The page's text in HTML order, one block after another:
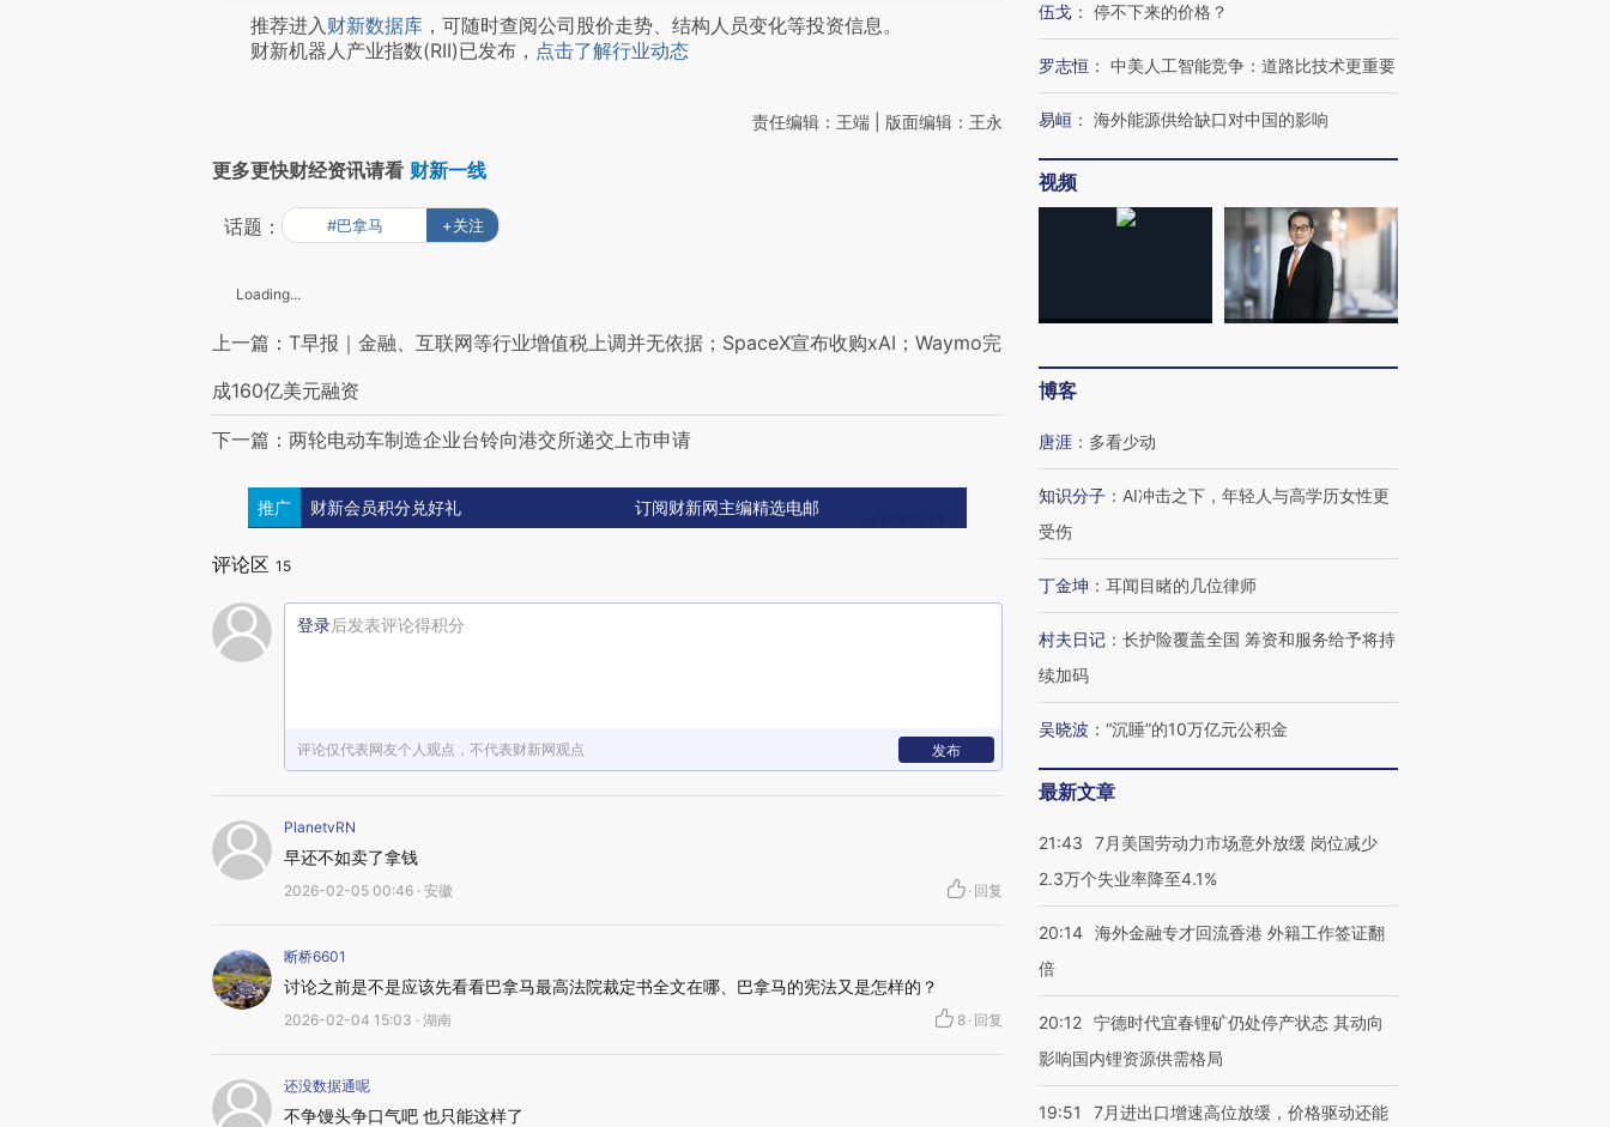
推荐进入财新数据库 ，可随时查阅公司股价走势、结构人员变化等投资信息。
财新机器人产业指数(RII)已发布， 点击了解行业动态
责任编辑：王端 | 版面编辑：王永
更多更快财经资讯请看 财新一线
话题： #巴拿马 +关注
Loading...
上一篇：T早报｜金融、互联网等行业增值税上调并无依据；SpaceX宣布收购xAI；Waymo完
成160亿美元融资
下一篇：两轮电动车制造企业台铃向港交所递交上市申请
推广 财新会员积分兑好礼 订阅财新网主编精选电邮
评论区 15
登录后发表评论得积分
评论仅代表网友个人观点，不代表财新网观点 发布
PlanetvRN
早还不如卖了拿钱
2026-02-05 00:46 · 安徽 · 回复
断桥6601
讨论之前是不是应该先看看巴拿马最高法院裁定书全文在哪、巴拿马的宪法又是怎样的？
2026-02-04 15:03 · 湖南 8 · 回复
还没数据通呢
不争馒头争口气吧 也只能这样了
伍戈 ： 停不下来的价格？
罗志恒 ： 中美人工智能竞争：道路比技术更重要
易峘 ： 海外能源供给缺口对中国的影响
视频
博客
唐涯 ： 多看少动
知识分子 ： AI冲击之下，年轻人与高学历女性更
受伤
丁金坤 ： 耳闻目睹的几位律师
村夫日记 ： 长护险覆盖全国 筹资和服务给予将持
续加码
吴晓波 ： “沉睡”的10万亿元公积金
最新文章
21:43
7月美国劳动力市场意外放缓 岗位减少
2.3万个失业率降至4.1%
20:14 海外金融专才回流香港 外籍工作签证翻
倍
20:12 宁德时代宜春锂矿仍处停产状态 其动向
影响国内锂资源供需格局
19:51
7月进出口增速高位放缓，价格驱动还能